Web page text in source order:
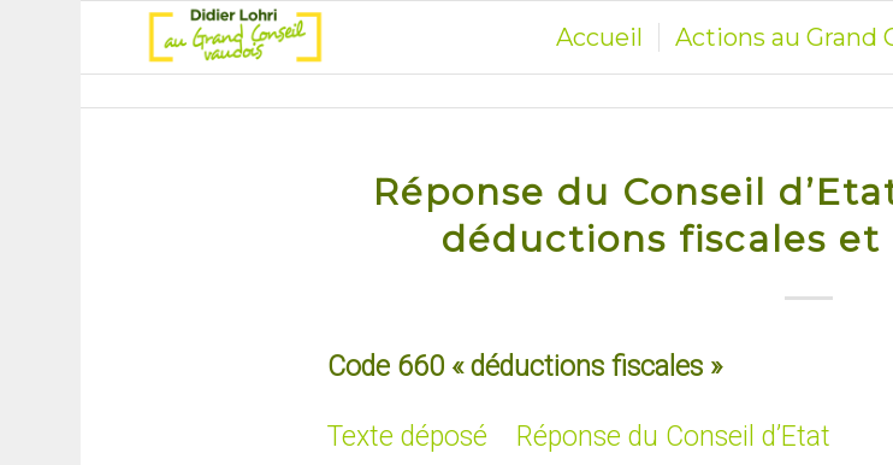
Accueil Actions au Grand
Réponse du Conseil
déductions fiscales et
Code 660 « déductions fiscales »
Texte déposé Réponse du Conseil d’Etat